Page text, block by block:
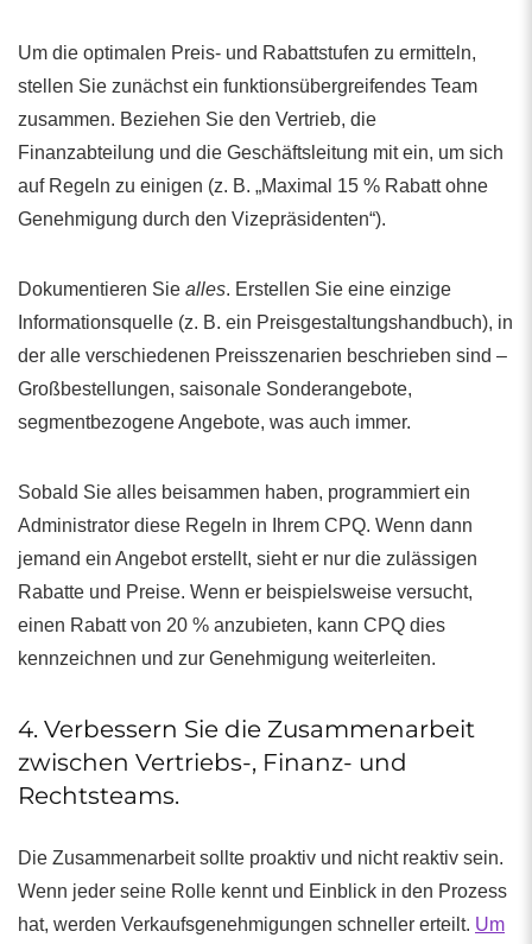
Um die optimalen Preis- und Rabattstufen zu ermitteln,
stellen Sie zunächst ein funktionsübergreifendes Team
zusammen. Beziehen Sie den Vertrieb, die
Finanzabteilung und die Geschäftsleitung mit ein, um sich
auf Regeln zu einigen (z. B. „Maximal 15 % Rabatt ohne
Genehmigung durch den Vizepräsidenten“).
Dokumentieren Sie alles. Erstellen Sie eine einzige
Informationsquelle (z. B. ein Preisgestaltungshandbuch), in
der alle verschiedenen Preisszenarien beschrieben sind –
Großbestellungen, saisonale Sonderangebote,
segmentbezogene Angebote, was auch immer.
Sobald Sie alles beisammen haben, programmiert ein
Administrator diese Regeln in Ihrem CPQ. Wenn dann
jemand ein Angebot erstellt, sieht er nur die zulässigen
Rabatte und Preise. Wenn er beispielsweise versucht,
einen Rabatt von 20 % anzubieten, kann CPQ dies
kennzeichnen und zur Genehmigung weiterleiten.
4. Verbessern Sie die Zusammenarbeit
zwischen Vertriebs-, Finanz- und
Rechtsteams.
Die Zusammenarbeit sollte proaktiv und nicht reaktiv sein.
Wenn jeder seine Rolle kennt und Einblick in den Prozess
hat, werden Verkaufsgenehmigungen schneller erteilt. Um